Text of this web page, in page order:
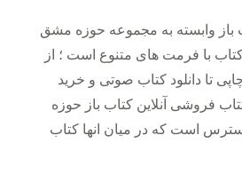
باز وابسته به مجموعه حوزه مشق
کتاب با فرمت های متنوع است ؛ از
تا دانلود کتاب صوتی و خرید
فروشی آنلاین کتاب باز حوزه
است که در میان انها کتاب